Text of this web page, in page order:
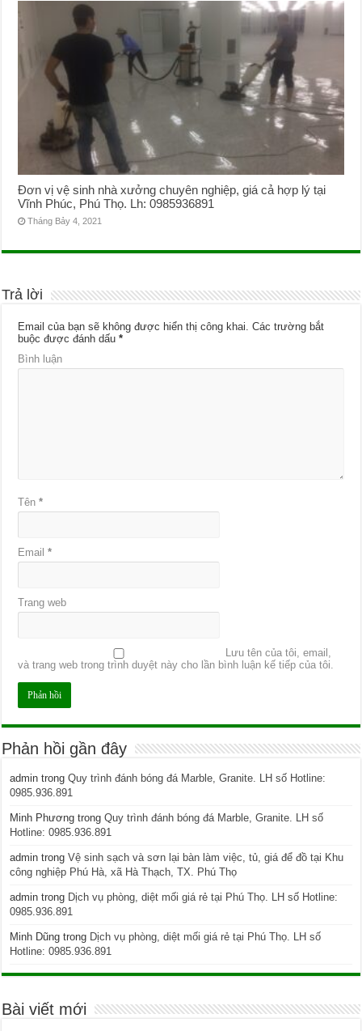
Đơn vị vệ sinh nhà xưởng chuyên nghiệp, giá cả hợp lý tại
Vĩnh Phúc, Phú Thọ. Lh: 0985936891
Tháng Bảy 4, 2021
Trả lời
Email của bạn sẽ không được hiển thị công khai. Các trường bắt
buộc được đánh dấu*
Bình luận
Tên*
Email*
Trang web
Lưu tên của tôi, email,
và trang web trong trình duyệt này cho lần bình luận kế tiếp của tôi.
Phản hồi gần đây
admin trongQuy trình đánh bóng đá Marble, Granite. LH số Hotline:
0985.936.891
Minh Phương trongQuy trình đánh bóng đá Marble, Granite. LH số
Hotline: 0985.936.891
admin trongVệ sinh sạch và sơn lại bàn làm việc, tủ, giá để đồ tại Khu
công nghiệp Phú Hà, xã Hà Thạch, TX. Phú Thọ
admin trong Dịch vụ phòng, diệt mối giá rẻ tại Phú Thọ. LH số Hotline:
0985.936.891
Minh Dũng trong Dịch vụ phòng, diệt mối giá rẻ tại Phú Thọ. LH số
Hotline: 0985.936.891
Bài viết mới